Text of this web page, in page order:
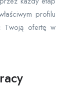
profilu
Twoją ofertę w